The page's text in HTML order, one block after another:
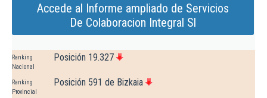
Accede al Informe ampliado de Servicios
De Colaboracion Integral Sl
Ranking
Nacional
Posición 19.327
Ranking
Provincial
Posición 591 de Bizkaia